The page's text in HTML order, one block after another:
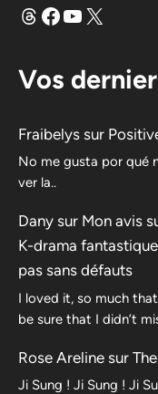
FilsFacebook
YouTube
X
Vos
Fraibelys sur
No me gusta por qué
ver la..
Dany sur Mon avis
K-drama
pas sans défauts
I loved it, so much
be sure that I didn’t
Rose Areline sur
Ji Sung ! Ji Sung ! Ji